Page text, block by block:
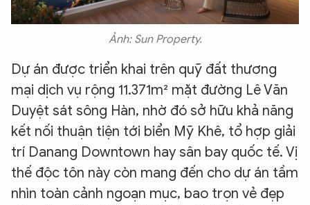
Ảnh: Sun Property.
Dự án được triển khai trên quỹ đất thương
mại dịch vụ rộng 11.371m² mặt đường Lê Văn
Duyệt sát sông Hàn, nhờ đó sở hữu khả năng
kết nối thuận tiện tới biển Mỹ Khê, tổ hợp giải
trí Danang Downtown hay sân bay quốc tế. Vị
thế độc tôn này còn mang đến cho dự án tầm
nhìn toàn cảnh ngoạn mục, bao trọn vẻ đẹp